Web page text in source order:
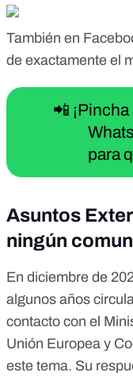
También en
de exactamente el
📲
para
Asuntos
ningún
En diciembre de
algunos años
contacto con el
Unión Europea y
este tema. Su